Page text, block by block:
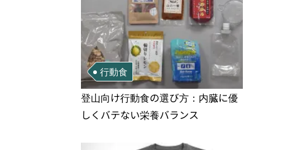
行動食
登山向け行動食の選び方：内臓に優
しくバテない栄養バランス